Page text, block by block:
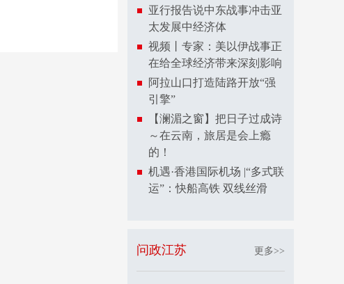
亚行报告说中东战事冲击亚
太发展中经济体
视频丨专家：美以伊战事正
在给全球经济带来深刻影响
阿拉山口打造陆路开放“强
引擎”
【澜湄之窗】把日子过成诗
～在云南，旅居是会上瘾
的！
机遇·香港国际机场 |“多式联
运”：快船高铁 双线丝滑
问政江苏 更多>>